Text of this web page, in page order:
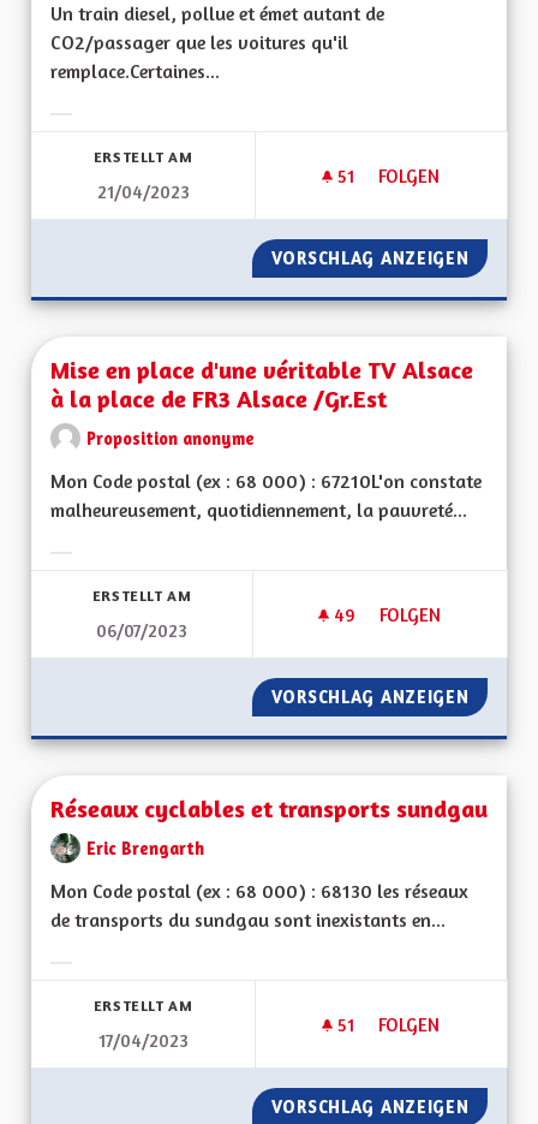
Un train diesel, pollue et émet autant de
CO2/passager que les voitures qu'il
remplace.Certaines...
ERSTELLT AM
21/04/2023
51 51 FOLLOWER
FOLGEN
ELECTRIFICATION
VORSCHLAG ANZEIGEN
Mise en place d'une véritable TV Alsace
à la place de FR3 Alsace /Gr.Est
Proposition anonyme
Mon Code postal (ex : 68 000) : 67210L'on constate
malheureusement, quotidiennement, la pauvreté...
ERSTELLT AM
06/07/2023
49 49 FOLLOWER
FOLGEN
MISE EN PLACE
VORSCHLAG ANZEIGEN MISE
Réseaux cyclables et transports sundgau
Eric Brengarth
Mon Code postal (ex : 68 000) : 68130 les réseaux
de transports du sundgau sont inexistants en...
ERSTELLT AM
17/04/2023
51 51 FOLLOWER
FOLGEN
RÉSEAUX
VORSCHLAG ANZEIGEN